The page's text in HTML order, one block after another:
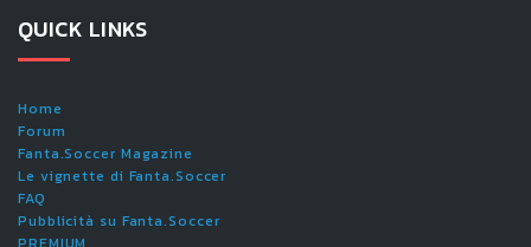
QUICK LINKS
Home
Forum
Fanta.Soccer Magazine
Le vignette di Fanta.Soccer
FAQ
Pubblicità su Fanta.Soccer